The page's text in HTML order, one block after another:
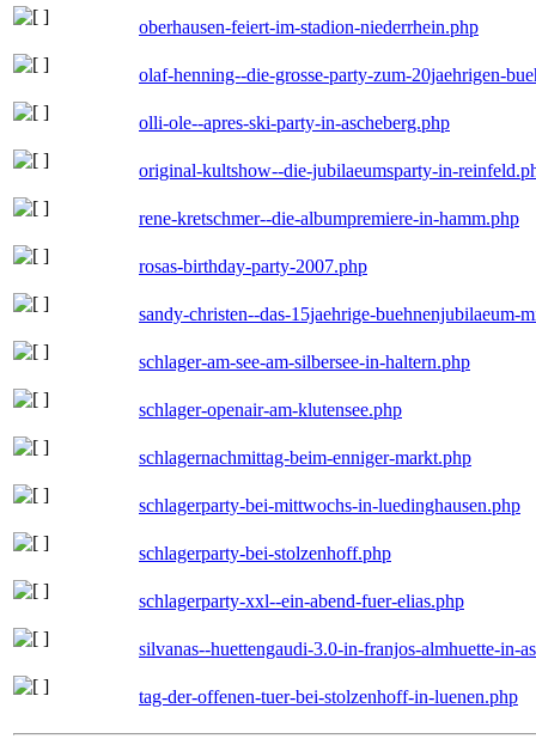
oberhausen-feiert-im-stadion-niederrhein.php
olaf-henning--die-grosse-party-zum-20jaehrigen-
olli-ole--apres-ski-party-in-ascheberg.php
original-kultshow--die-jubilaeumsparty-in-
rene-kretschmer--die-albumpremiere-in-hamm.php
rosas-birthday-party-2007.php
sandy-christen--das-15jaehrige-buehnenjubilaeum-
schlager-am-see-am-silbersee-in-haltern.php
schlager-openair-am-klutensee.php
schlagernachmittag-beim-enniger-markt.php
schlagerparty-bei-mittwochs-in-luedinghausen.php
schlagerparty-bei-stolzenhoff.php
schlagerparty-xxl--ein-abend-fuer-elias.php
silvanas--huettengaudi-3.0-in-franjos-almhuette-in-
tag-der-offenen-tuer-bei-stolzenhoff-in-luenen.php